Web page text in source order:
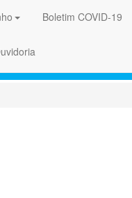
Boletim COVID-19